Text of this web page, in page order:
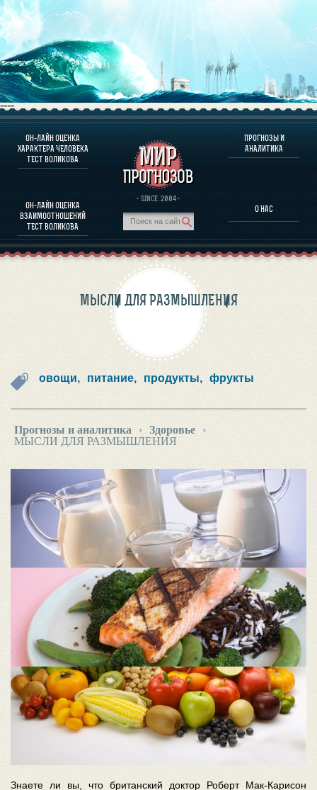
----
ОН-ЛАЙН ОЦЕНКА
ХАРАКТЕРА ЧЕЛОВЕКА
ТЕСТ ВОЛИКОВА
ОН-ЛАЙН ОЦЕНКА
ВЗАИМООТНОШЕНИЙ
ТЕСТ ВОЛИКОВА
· SINCE. 2004 ·
ПРОГНОЗЫ И
АНАЛИТИКА
О НАС
О ПРОГРАММЕ
ОЦЕНКА ХАРАКТЕРA ЧЕЛОВЕКА
ОЦЕНКА ХАРАКТЕРА ВЫДАЮЩИХСЯ ЛИЧНОСТЕЙ
О ПРОГРАММЕ
ПРОГНОЗЫ И АНАЛИТИКА
МЫСЛИ ДЛЯ РАЗМЫШЛЕНИЯ
овощи, питание, продукты, фрукты
Прогнозы и аналитика › Здоровье
›
МЫСЛИ ДЛЯ РАЗМЫШЛЕНИЯ
Знаете ли вы, что британский доктор Роберт Мак-Карисон